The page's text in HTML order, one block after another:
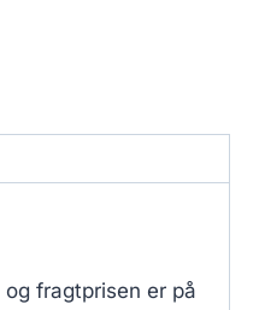
og fragtprisen er på